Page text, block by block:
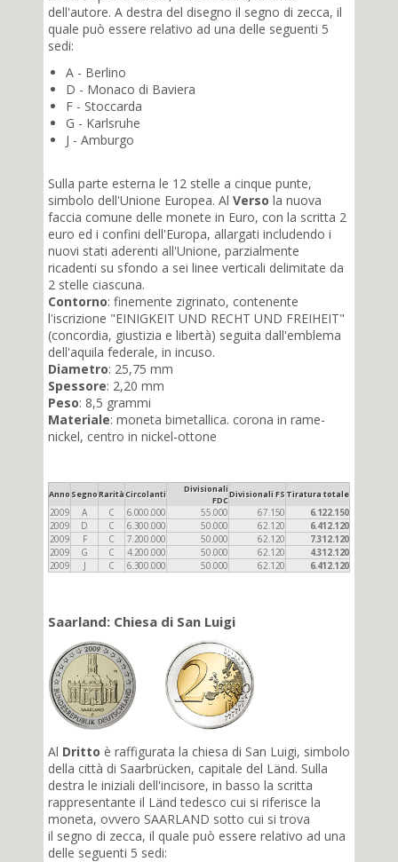
dell'autore. A destra del disegno il segno di zecca, il
quale può essere relativo ad una delle seguenti 5
sedi:
A - Berlino
D - Monaco di Baviera
F - Stoccarda
G - Karlsruhe
J - Amburgo
Sulla parte esterna le 12 stelle a cinque punte,
simbolo dell'Unione Europea. Al Verso la nuova
faccia comune delle monete in Euro, con la scritta 2
euro ed i confini dell'Europa, allargati includendo i
nuovi stati aderenti all'Unione, parzialmente
ricadenti su sfondo a sei linee verticali delimitate da
2 stelle ciascuna.
Contorno: finemente zigrinato, contenente
l'iscrizione "EINIGKEIT UND RECHT UND FREIHEIT"
(concordia, giustizia e libertà) seguita dall'emblema
dell'aquila federale, in incuso.
Diametro: 25,75 mm
Spessore: 2,20 mm
Peso: 8,5 grammi
Materiale: moneta bimetallica. corona in rame-
nickel, centro in nickel-ottone
AnnoSegnoRaritàCircolanti
Divisionali
FDC
Divisionali FSTiratura totale
2009 A C 6.000.000 55.000 67.150
6.122.150
2009
D C 6.300.000 50.000 62.120
6.412.120
2009
F C 7.200.000 50.000 62.120
7.312.120
2009
G C 4.200.000 50.000 62.120
4.312.120
2009
J C 6.300.000 50.000 62.120 6.412.120
Saarland: Chiesa di San Luigi
Al Dritto è raffigurata la chiesa di San Luigi, simbolo
della città di Saarbrücken, capitale del Länd. Sulla
destra le iniziali dell'incisore, in basso la scritta
rappresentante il Länd tedesco cui si riferisce la
moneta, ovvero SAARLAND sotto cui si trova
il segno di zecca, il quale può essere relativo ad una
delle seguenti 5 sedi: